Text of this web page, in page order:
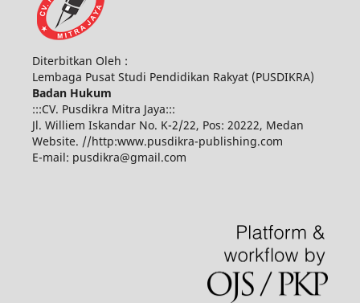
Diterbitkan Oleh :
Lembaga Pusat Studi Pendidikan Rakyat (PUSDIKRA)
Badan Hukum
:::CV. Pusdikra Mitra Jaya:::
Jl. Williem Iskandar No. K-2/22, Pos: 20222, Medan
Website. //http:www.pusdikra-publishing.com
E-mail: pusdikra@gmail.com